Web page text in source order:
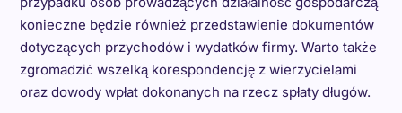
konieczne będzie również przedstawienie dokumentów
dotyczących przychodów i wydatków firmy. Warto także
zgromadzić wszelką korespondencję z wierzycielami
oraz dowody wpłat dokonanych na rzecz spłaty długów.